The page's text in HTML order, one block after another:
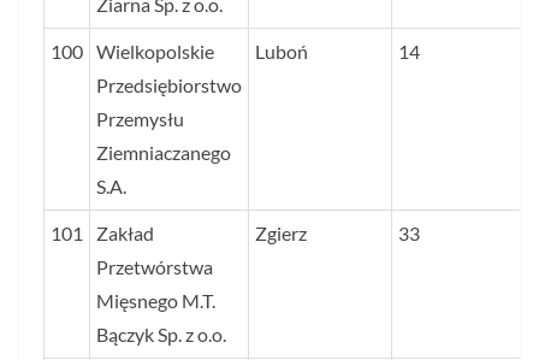
100 Wielkopolskie
Przedsiębiorstwo
Przemysłu
Ziemniaczanego
S.A.
Luboń 14
101
Zakład
Przetwórstwa
Mięsnego M.T.
Bączyk Sp. z o.o.
Zgierz 33